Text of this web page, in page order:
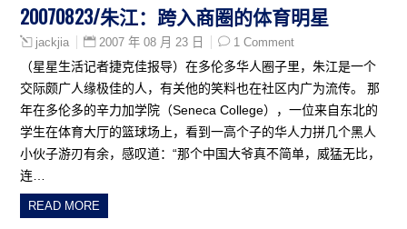
20070823/朱江：跨入商圈的体育明星
jackjia 2007 年 08 月 23 日 1 Comment
（星星生活记者捷克佳报导）在多伦多华人圈子里，朱江是一个
交际颇广人缘极佳的人，有关他的笑料也在社区内广为流传。 那
年在多伦多的辛力加学院（Seneca College），一位来自东北的
学生在体育大厅的篮球场上，看到一高个子的华人力拼几个黑人
小伙子游刃有余，感叹道：“那个中国大爷真不简单，威猛无比，
连…
READ MORE